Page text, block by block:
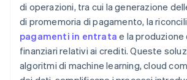
di operazioni, tra cui la generazione
di promemoria di pagamento, la
pagamenti in entrata e la
finanziari relativi ai crediti. Queste
algoritmi di machine learning, cloud